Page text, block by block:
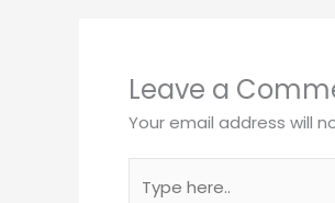
Leave a
Your email address will
here..